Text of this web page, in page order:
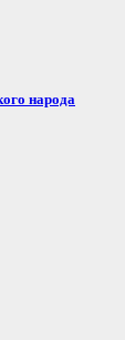
народа